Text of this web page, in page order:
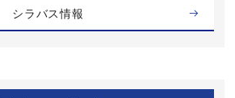
シラバス情報